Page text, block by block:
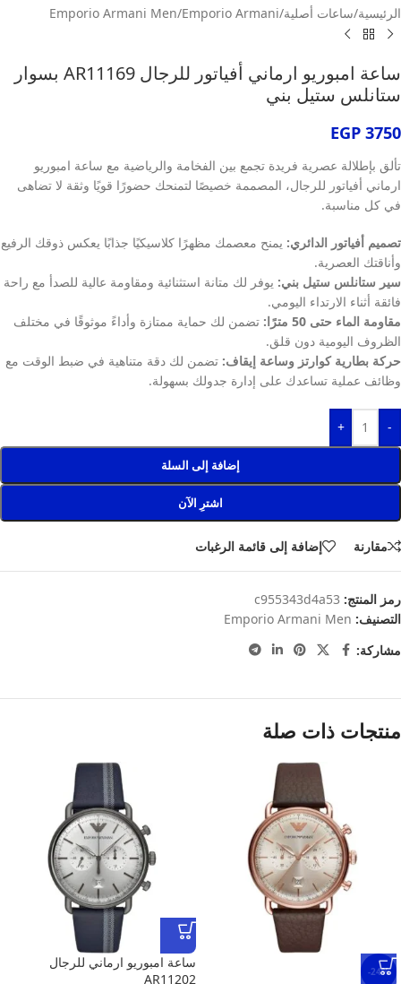
الرئيسية/ساعات أصلية/
Emporio Armani
/
Emporio Armani Men
ساعة امبوريو ارماني أفياتور للرجال AR11169 بسوار
ستانلس ستيل بني
EGP 3750
تألق بإطلالة عصرية فريدة تجمع بين الفخامة والرياضية مع ساعة امبوريو
ارماني أفياتور للرجال، المصممة خصيصًا لتمنحك حضورًا قويًا وثقة لا تضاهى
في كل مناسبة.
تصميم أفياتور الدائري: يمنح معصمك مظهرًا كلاسيكيًا جذابًا يعكس ذوقك الرفيع
وأناقتك العصرية.
سير ستانلس ستيل بني: يوفر لك متانة استثنائية ومقاومة عالية للصدأ مع راحة
فائقة أثناء الارتداء اليومي.
مقاومة الماء حتى 50 مترًا:
تضمن لك حماية ممتازة وأداءً موثوقًا في مختلف
الظروف اليومية دون قلق.
حركة بطارية كوارتز وساعة إيقاف: تضمن لك دقة متناهية في ضبط الوقت مع
وظائف عملية تساعدك على إدارة جدولك بسهولة.
-
+
إضافة إلى السلة
اشترِ الآن
مقارنة إضافة إلى قائمة الرغبات
رمز المنتج: c955343d4a53
التصنيف: Emporio Armani Men
مشاركة:
منتجات ذات صلة
-24%
ساعة امبوريو ارماني للرجال
AR11202